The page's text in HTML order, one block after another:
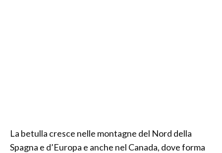
La betulla cresce nelle montagne del Nord della
Spagna e d’Europa e anche nel Canada, dove forma